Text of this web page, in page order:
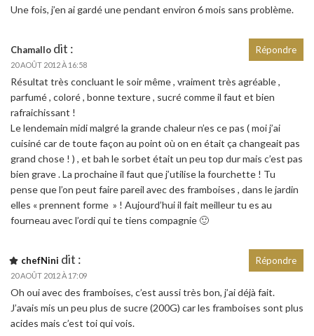
Une fois, j’en ai gardé une pendant environ 6 mois sans problème.
Chamallo dit :
20 AOÛT 2012 À 16:58
Résultat très concluant le soir même , vraiment très agréable ,
parfumé , coloré , bonne texture , sucré comme il faut et bien
rafraichissant !
Le lendemain midi malgré la grande chaleur n’es ce pas ( moi j’ai
cuisiné car de toute façon au point où on en était ça changeait pas
grand chose ! ) , et bah le sorbet était un peu top dur mais c’est pas
bien grave . La prochaine il faut que j’utilise la fourchette ! Tu
pense que l’on peut faire pareil avec des framboises , dans le jardin
elles « prennent forme » ! Aujourd’hui il fait meilleur tu es au
fourneau avec l’ordi qui te tiens compagnie 🙂
Répondre
chefNini dit :
20 AOÛT 2012 À 17:09
Oh oui avec des framboises, c’est aussi très bon, j’ai déjà fait.
J’avais mis un peu plus de sucre (200G) car les framboises sont plus
acides mais c’est toi qui vois.
Répondre